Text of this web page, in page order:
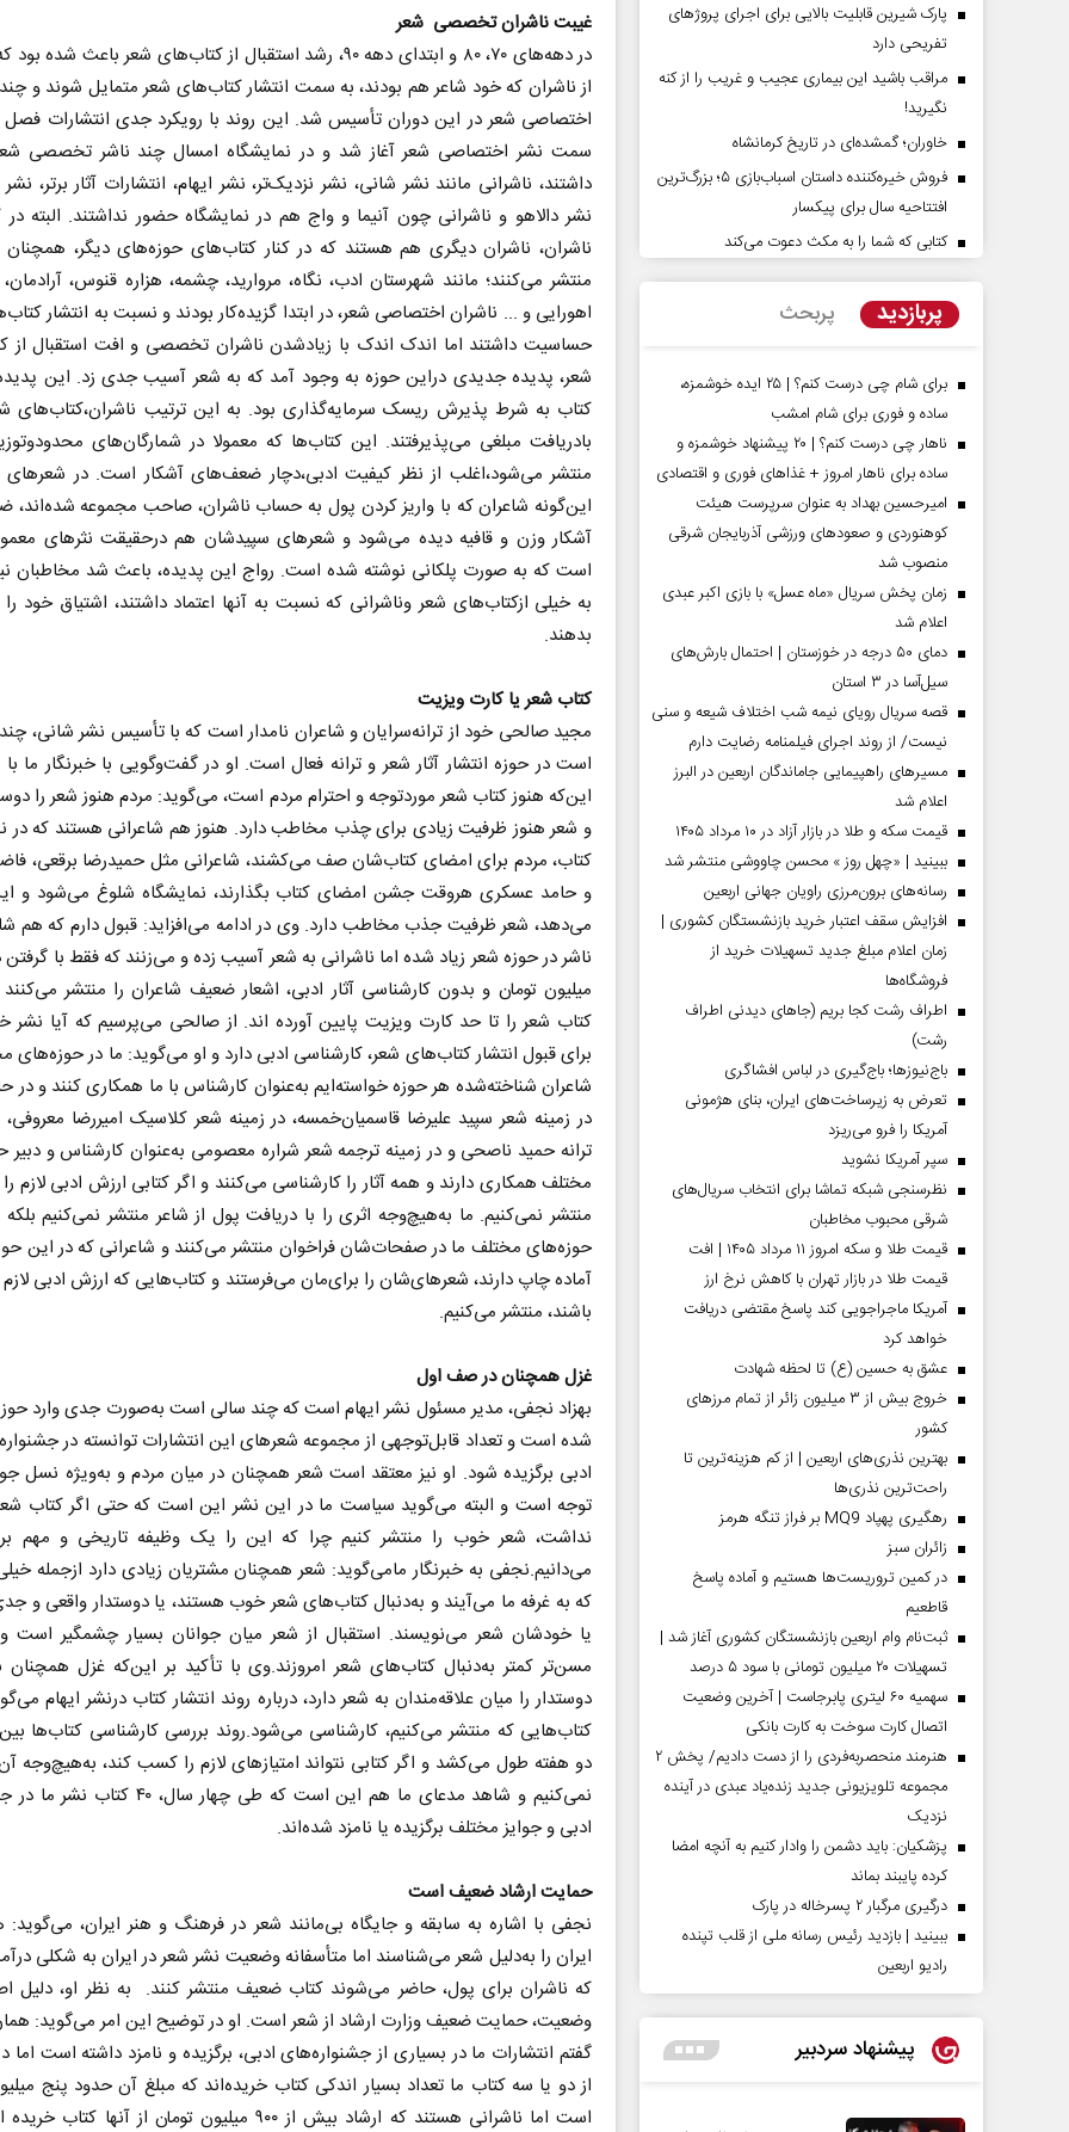
غیبت ناشران تخصصی شعر
در دهه‌های ۷۰، ۸۰ و ابتدای دهه ۹۰، رشد استقبال از کتاب‌های شعر باعث شده
از ناشران که خود شاعر هم بودند، به سمت انتشار کتاب‌های شعر متمایل شوند و
اختصاصی شعر در این دوران تأسیس شد. این روند با رویکرد جدی انتشارات فصل
سمت نشر اختصاصی شعر آغاز شد و در نمایشگاه امسال چند ناشر تخصصی
داشتند، ناشرانی مانند نشر شانی، نشر نزدیک‌تر، نشر ایهام، انتشارات آثار برتر، نشر
نشر دالاهو و ناشرانی چون آنیما و واج هم در نمایشگاه حضور نداشتند. البته در
ناشران، ناشران دیگری هم هستند که در کنار کتاب‌های حوزه‌های دیگر،
منتشر می‌کنند؛ مانند شهرستان ادب، نگاه، مروارید، چشمه، هزاره قنوس،
اهورایی و ... ناشران اختصاصی شعر، در ابتدا گزیده‌کار بودند و نسبت به انتشار
حساسیت داشتند اما اندک اندک با زیادشدن ناشران تخصصی و افت استقبال از
شعر، پدیده جدیدی دراین حوزه به وجود آمد که به شعر آسیب جدی زد. این
کتاب به شرط پذیرش ریسک سرمایه‌گذاری بود. به این ترتیب ناشران،کتاب‌های
بادریافت مبلغی می‌پذیرفتند. این کتاب‌ها که معمولا در شمارگان‌های
منتشر می‌شود،اغلب از نظر کیفیت ادبی،دچار ضعف‌های آشکار است. در
این‌گونه شاعران که با واریز کردن پول به حساب ناشران، صاحب مجموعه
آشکار وزن و قافیه دیده می‌شود و شعرهای سپیدشان هم درحقیقت نثرهای
است که به صورت پلکانی نوشته شده است. رواج این پدیده، باعث شد مخاطبان
به خیلی ازکتاب‌های شعر وناشرانی که نسبت به آنها اعتماد داشتند، اشتیاق خود
بدهند.
کتاب شعر یا کارت ویزیت
مجید صالحی خود از ترانه‌سرایان و شاعران نامدار است که با تأسیس نشر شانی،
است در حوزه انتشار آثار شعر و ترانه فعال است. او در گفت‌و‌گویی با خبرنگار ما با
این‌که هنوز کتاب شعر موردتوجه و احترام مردم است، می‌گوید: مردم هنوز شعر را
و شعر هنوز ظرفیت زیادی برای چذب مخاطب دارد. هنوز هم شاعرانی هستند که در
کتاب، مردم برای امضای کتاب‌شان صف می‌کشند، شاعرانی مثل حمیدرضا برقعی،
و حامد عسکری هروقت جشن امضای کتاب بگذارند، نمایشگاه شلوغ می‌شود و
می‌دهد، شعر ظرفیت جذب مخاطب دارد. وی در ادامه می‌افزاید: قبول دارم که هم
ناشر در حوزه شعر زیاد شده اما ناشرانی به شعر آسیب زده و می‌زنند که فقط با
میلیون تومان و بدون کارشناسی آثار ادبی، اشعار ضعیف شاعران را منتشر
کتاب شعر را تا حد کارت ویزیت پایین آورده اند. از صالحی می‌پرسیم که آیا نشر
برای قبول انتشار کتاب‌های شعر، کارشناسی ادبی دارد و او می‌گوید: ما در حوزه‌های
شاعران شناخته‌شده هر حوزه خواسته‌ایم به‌عنوان کارشناس با ما همکاری کنند و در
در زمینه شعر سپید علیرضا قاسمیان‌خمسه، در زمینه شعر کلاسیک امیررضا معروفی،
ترانه حمید ناصحی و در زمینه ترجمه شعر شراره معصومی ‌به‌عنوان کارشناس و دبیر
مختلف همکاری دارند و همه آثار را کارشناسی می‌کنند و اگر کتابی ارزش ادبی لازم
منتشر نمی‌کنیم. ما به‌هیچ‌وجه اثری را با دریافت پول از شاعر منتشر نمی‌کنیم بلکه
حوزه‌های مختلف ما در صفحات‌شان فراخوان منتشر می‌کنند و شاعرانی که در این
آماده چاپ دارند، شعرهای‌شان را برای‌مان می‌فرستند و کتاب‌هایی که ارزش ادبی لازم
باشند، منتشر می‌کنیم.
غزل همچنان در صف اول
بهزاد نجفی، مدیر مسئول نشر ایهام است که چند سالی است به‌صورت جدی وارد
شده است و تعداد قابل‌توجهی از مجموعه شعرهای این انتشارات توانسته در
ادبی برگزیده شود. او نیز معتقد است شعر همچنان در میان مردم و به‌ویژه نسل
توجه است و البته می‌گوید سیاست ما در این نشر این است که حتی اگر کتاب
نداشت، شعر خوب را منتشر کنیم چرا که این را یک وظیفه تاریخی و مهم
می‌دانیم.نجفی به خبرنگار مامی‌گوید: شعر همچنان مشتریان زیادی دارد از‌جمله
که به غرفه ما می‌آیند و به‌دنبال کتاب‌های شعر خوب هستند، یا دوستدار واقعی و
یا خودشان شعر می‌نویسند. استقبال از شعر میان جوانان بسیار چشمگیر است
مسن‌تر کمتر به‌دنبال کتاب‌های شعر امروزند.وی با تأکید بر این‌که غزل همچنان
دوستدار را میان علاقه‌مندان به شعر دارد، درباره روند انتشار کتاب درنشر ایهام
دو هفته طول می‌کشد و اگر کتابی نتواند امتیازهای لازم را کسب کند، به‌هیچ‌وجه
نمی‌کنیم و شاهد مدعای ما هم این است که طی چهار سال،
ادبی و جوایز مختلف برگزیده یا نامزد شده‌اند.
حمایت ارشاد ضعیف است
نجفی با اشاره به سابقه و جایگاه بی‌مانند شعر در فرهنگ و هنر ایران، می‌گوید:
ایران را به‌دلیل شعر می‌شناسند اما متأسفانه وضعیت نشر شعر در ایران به شکلی
که ناشران برای پول، حاضر می‌شوند کتاب ضعیف منتشر کنند. به نظر او، دلیل
وضعیت، حمایت ضعیف وزارت ارشاد از شعر است. او در توضیح این امر می‌گوید:
گفتم انتشارات ما در بسیاری از جشنواره‌های ادبی، برگزیده و نامزد داشته است
از دو یا سه کتاب ما تعداد بسیار اندکی کتاب خریده‌اند که مبلغ آن حدود پنج
است اما ناشرانی هستند که ارشاد بیش از ۹۰۰ میلیون تومان از آنها
پارک شیرین قابلیت‌ بالایی برای اجرای پروژهای
تفریحی دارد
مراقب باشید این بیماری عجیب و غریب را از کنه
نگیرید!
خاوران؛ گمشده‌ای در تاریخ کرمانشاه
فروش خیره‌کننده داستان اسباب‌بازی ۵؛ بزرگ‌ترین
افتتاحیه سال برای پیکسار
کتابی که شما را به مکث دعوت می‌کند
پربازدید پربحث
برای شام چی درست کنم؟ | ۲۵ ایده خوشمزه،
ساده و فوری برای شام امشب
ناهار چی درست کنم؟ | ۲۰ پیشنهاد خوشمزه و
ساده برای ناهار امروز + غذاهای فوری و اقتصادی
امیرحسین بهداد به عنوان سرپرست هیئت
کوهنوردی و صعودهای ورزشی آذربایجان شرقی
منصوب شد
زمان پخش سریال «ماه عسل» با بازی اکبر عبدی
اعلام شد
دمای ۵۰ درجه در خوزستان | احتمال بارش‌های
سیل‌آسا در ۳ استان
قصه سریال رویای نیمه شب اختلاف شیعه و سنی
نیست/ از روند اجرای فیلمنامه رضایت دارم
مسیر‌های راهپیمایی جاماندگان اربعین در البرز
اعلام شد
قیمت سکه و طلا در بازار آزاد در ۱۰ مرداد ۱۴۰۵
ببینید | «چهل روز » محسن چاووشی منتشر شد
رسانه‌های برون‌مرزی راویان جهانی اربعین
افزایش سقف اعتبار خرید بازنشستگان کشوری |
زمان اعلام مبلغ جدید تسهیلات خرید از
فروشگاه‌ها
اطراف رشت کجا بریم (جاهای دیدنی اطراف
رشت)
باج‌نیوزها؛ باج‌گیری در لباس افشاگری
تعرض به زیرساخت‌های ایران، بنای هژمونی
آمریکا را فرو می‌ریزد
سپر آمریکا نشوید
نظرسنجی شبکه تماشا برای انتخاب سریال‌های
شرقی محبوب مخاطبان
قیمت طلا و سکه امروز ۱۱ مرداد ۱۴۰۵ | افت
قیمت طلا در بازار تهران با کاهش نرخ ارز
آمریکا ماجراجویی کند پاسخ مقتضی دریافت
خواهد کرد
عشق به حسین (ع) تا لحظه شهادت
خروج بیش از ۳ میلیون زائر از تمام مرز‌های
کشور
بهترین نذری‌های اربعین | از کم هزینه‌ترین تا
راحت‌ترین نذری‌ها
رهگیری پهپاد MQ9 بر فراز تنگه هرمز
‌زائران سبز
در کمین تروریست‌ها هستیم و آماده پاسخ
قاطعیم
ثبت‌نام وام اربعین بازنشستگان کشوری آغاز شد |
تسهیلات ۲۰ میلیون تومانی با سود ۵ درصد
سهمیه ۶۰ لیتری پابرجاست | آخرین وضعیت
اتصال کارت سوخت به کارت بانکی
هنرمند منحصر‌به‌فردی را از دست دادیم/ پخش ۲
مجموعه تلویزیونی جدید زنده‌یاد عبدی در آینده
نزدیک
پزشکیان: باید دشمن را وادار کنیم به آنچه امضا
کرده پایبند بماند
درگیری مرگبار ۲ پسرخاله در پارک
ببینید | بازدید رئیس رسانه ملی از قلب تپنده
رادیو اربعین
پیشنهاد سردبیر
در برابر
اجتماعی
از باتلاق انرژی تا بن‌بست ترامپ
رضا سپهوند - سخنگوی کمیسیون انرژی مجلس
حکایت یک تاریخ و دو زندگی
نرگس خانعلی‌زاده - روزنامه‌نگار
چرایی عقب‌نشینی
دکتر یدالله جوانی - تحلیلگر
صفحات نخست روزنامه ها‌ی‌سه‌شنبه ۶ مردادماه صفحات نخست روزنامه ها‌ی یکشنبه ۴ مردادماه صفحات نخست روزنامه ها‌ی شنبه ۳ مردادماه